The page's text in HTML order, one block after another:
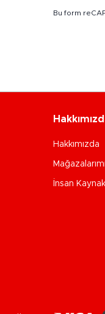
Bu form
Hakkımızda
İnsan